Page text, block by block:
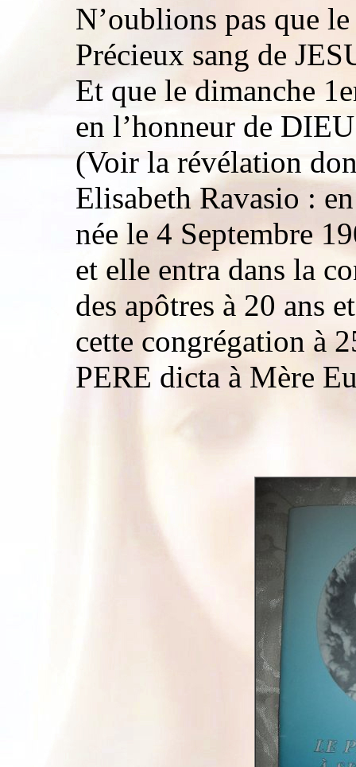
N’oublions pas que
Précieux sang de
Et que le dimanche
en l’honneur de
(Voir la révélation
Elisabeth Ravasio :
née le 4 Septembre
et elle entra dans la
des apôtres à 20 ans
cette congrégation à
PERE dicta à Mère